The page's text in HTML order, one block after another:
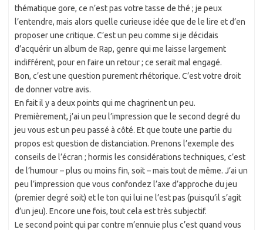
thématique gore, ce n’est pas votre tasse de thé ; je peux
l’entendre, mais alors quelle curieuse idée que de le lire et d’en
proposer une critique. C’est un peu comme si je décidais
d’acquérir un album de Rap, genre qui me laisse largement
indifférent, pour en faire un retour ; ce serait mal engagé.
Bon, c’est une question purement rhétorique. C’est votre droit
de donner votre avis.
En fait il y a deux points qui me chagrinent un peu.
Premièrement, j’ai un peu l’impression que le second degré du
jeu vous est un peu passé à côté. Et que toute une partie du
propos est question de distanciation. Prenons l’exemple des
conseils de l’écran ; hormis les considérations techniques, c’est
de l’humour – plus ou moins fin, soit – mais tout de même. J’ai un
peu l’impression que vous confondez l’axe d’approche du jeu
(premier degré soit) et le ton qui lui ne l’est pas (puisqu’il s’agit
d’un jeu). Encore une fois, tout cela est très subjectif.
Le second point qui par contre m’ennuie plus c’est quand vous